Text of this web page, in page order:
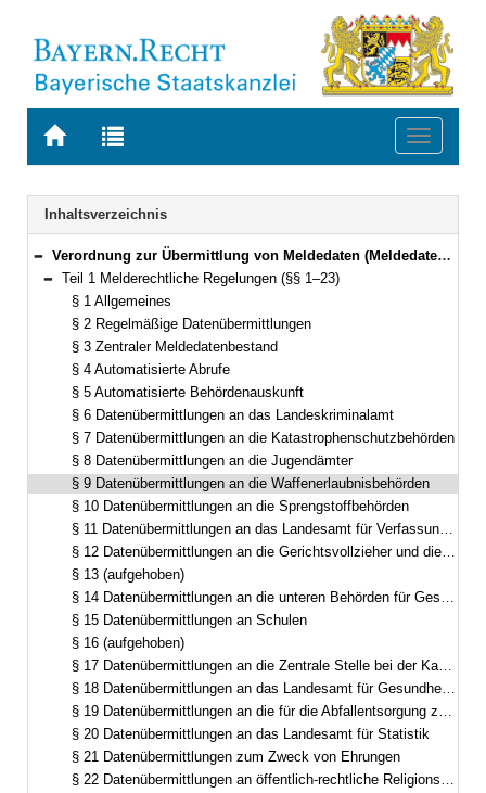
Zur
BAYERN.RECHT
Zur
letzten
Suche
Toggle
Navigation
Inhaltsverzeichnis
Bereich reduzieren
Verordnung zur Übermittlung von Meldedaten (Meldedatenverordnung – MeldDV) Vom 15. September 2015 (GVBl. S. 357) BayRS 210-3-2-I (§§ 1–27)
Bereich reduzieren
Teil 1 Melderechtliche Regelungen (§§ 1–23)
§ 1 Allgemeines
§ 2 Regelmäßige Datenübermittlungen
§ 3 Zentraler Meldedatenbestand
§ 4 Automatisierte Abrufe
§ 5 Automatisierte Behördenauskunft
§ 6 Datenübermittlungen an das Landeskriminalamt
§ 7 Datenübermittlungen an die Katastrophenschutzbehörden
§ 8 Datenübermittlungen an die Jugendämter
§ 9 Datenübermittlungen an die Waffenerlaubnisbehörden
§ 10 Datenübermittlungen an die Sprengstoffbehörden
§ 11 Datenübermittlungen an das Landesamt für Verfassungsschutz
§ 12 Datenübermittlungen an die Gerichtsvollzieher und die Vollstreckungsstellen der Finanzbehörden
§ 13 (aufgehoben)
§ 14 Datenübermittlungen an die unteren Behörden für Gesundheit, Veterinärwesen, Ernährung und Verbraucherschutz
§ 15 Datenübermittlungen an Schulen
§ 16 (aufgehoben)
§ 17 Datenübermittlungen an die Zentrale Stelle bei der Kassenärztlichen Vereinigung in Bayern
§ 18 Datenübermittlungen an das Landesamt für Gesundheit und Lebensmittelsicherheit
§ 19 Datenübermittlungen an die für die Abfallentsorgung zuständigen Behörden
§ 20 Datenübermittlungen an das Landesamt für Statistik
§ 21 Datenübermittlungen zum Zweck von Ehrungen
§ 22 Datenübermittlungen an öffentlich-rechtliche Religionsgesellschaften